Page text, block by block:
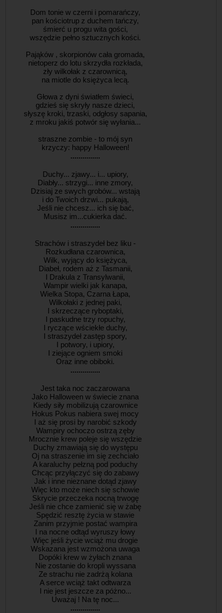
Dom tonie w czerni i pomarańczy,
pan kościotrup z duchem tańczy,
śmierć u progu wita gości,
wszędzie pełno sztucznych kości.
Pająków , skorpionów cała gromada,
nietoperz do lotu skrzydła rozkłada,
zły wilkołak z czarownicą,
na miotle do księżyca lecą.
Głowa z dyni światłem świeci,
gdzieś się skryły nasze dzieci,
słyszę kroki, trzaski, odgłosy sapania,
z mroku jakiś potwór się wyłania...
straszne zombie - to mój syn
krzyczy: happy Halloween!
...............
Duchy... zjawy... i... upiory,
Diabły... strzygi... inne zmory,
Dzisiaj ze swych grobów... wstają
i do Twoich drzwi... pukają,
Jeśli nie chcesz... ich się bać,
Musisz im...cukierka dać.
...............
Strachów i straszydeł bez liku -
Rozkudłana czarownica,
Wilk, wyjący do księżyca,
Diabeł, rodem aż z Tasmanii,
I Drakula z Transylwanii,
Wampir wielki jak kanapa,
Wielka Stopa, Czarna Łapa,
Wilkołaki z jednej paki,
I skrzeczące ryboptaki,
I paskudne trzy ropuchy,
I ryczące wściekłe duchy,
I straszydeł zastęp spory,
I potwory, i upiory,
I ziejące ogniem smoki
Oraz inne obiboki.
...............
Jest taka noc zaczarowana
Jako Halloween w świecie znana
Kiedy siły mobilizują czarownice
Hokus Pokus nabiera swej mocy
I aż się prosi by narobić szkody
Wampiry ochoczo ostrzą zęby
Mrocznie krew poleje się wszędzie
Duchy zmawiają się do występu
Oj na straszenie im się zechciało
A karaluchy pełzną pod poduchy
Chcąc przyłączyć się do zabawy
Jak i inne nieznane dotąd zjawy
Więc kto może niech się schowie
Skrycie przeczeka nocną trwogę
Jeśli nie chce zamienić się w żabę
Spędzić resztę życia w stawie
Zanim przyjmie postać wampira
I na nocne odtąd wyruszy łowy
Więc jeśli życie wciąż mu drogie
Wskazana jest wzmożona uwaga
Dopóki krew w żyłach znana
Nie zostanie do kropli wyssana
Ze strachu nie zadrżą kolana
A serce wciąż takt odtwarza
I nie jest jeszcze za póżno...
Uważaj ! Na tę noc...
...............